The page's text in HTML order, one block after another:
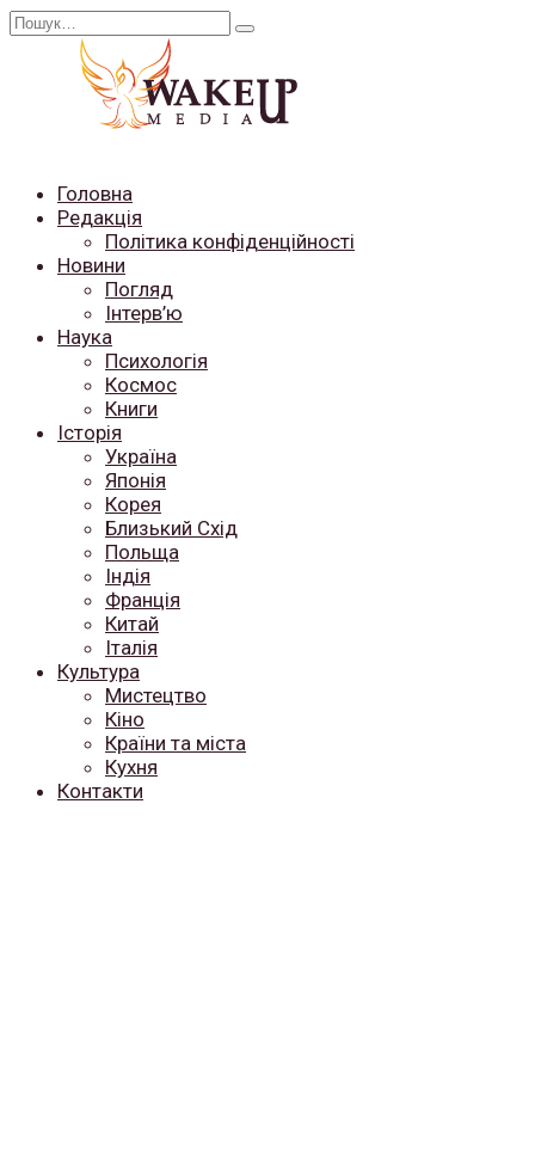
Перейти
Search
Головна
Редакція
Політика конфіденційності
Новини
Погляд
Інтерв’ю
Наука
Психологія
Космос
Книги
Історія
Україна
Японія
Корея
Близький Схід
Польща
Індія
Франція
Китай
Італія
Культура
Мистецтво
Кіно
Країни та міста
Кухня
Контакти